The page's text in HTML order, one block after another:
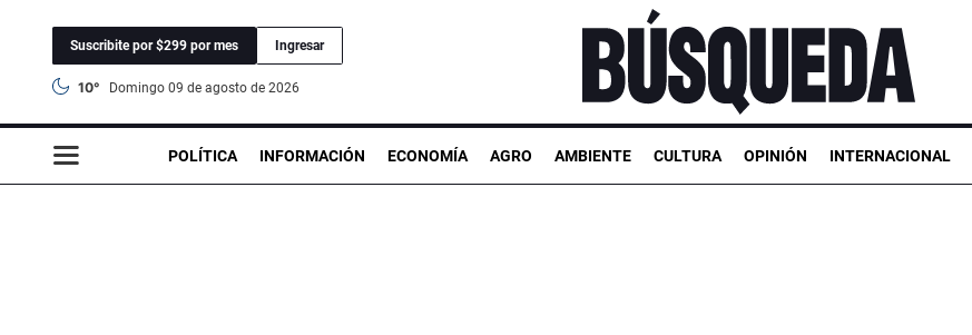
Suscribite por $299 por mes Ingresar
10° domingo 09 de agosto de 2026
POLÍTICA INFORMACIÓN ECONOMÍA AGRO AMBIENTE CULTURA OPINIÓN INTERNACIONAL